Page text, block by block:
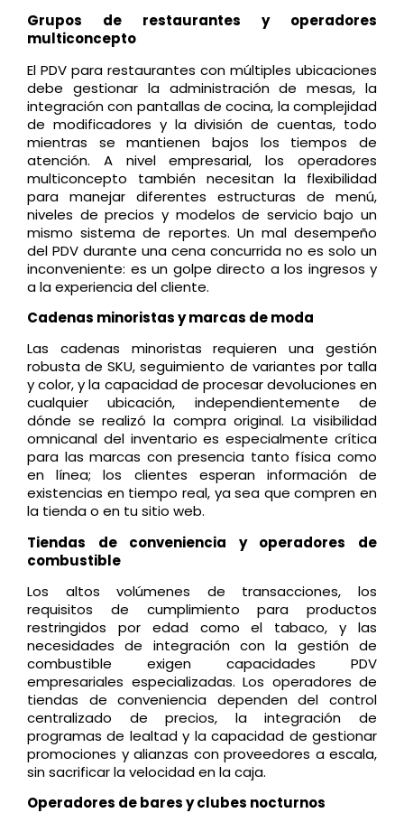
Grupos de restaurantes y operadores
multiconcepto
El PDV para restaurantes con múltiples ubicaciones
debe gestionar la administración de mesas, la
integración con pantallas de cocina, la complejidad
de modificadores y la división de cuentas, todo
mientras se mantienen bajos los tiempos de
atención. A nivel empresarial, los operadores
multiconcepto también necesitan la flexibilidad
para manejar diferentes estructuras de menú,
niveles de precios y modelos de servicio bajo un
mismo sistema de reportes. Un mal desempeño
del PDV durante una cena concurrida no es solo un
inconveniente: es un golpe directo a los ingresos y
a la experiencia del cliente.
Cadenas minoristas y marcas de moda
Las cadenas minoristas requieren una gestión
robusta de SKU, seguimiento de variantes por talla
y color, y la capacidad de procesar devoluciones en
cualquier ubicación, independientemente de
dónde se realizó la compra original. La visibilidad
omnicanal del inventario es especialmente crítica
para las marcas con presencia tanto física como
en línea; los clientes esperan información de
existencias en tiempo real, ya sea que compren en
la tienda o en tu sitio web.
Tiendas de conveniencia y operadores de
combustible
Los altos volúmenes de transacciones, los
requisitos de cumplimiento para productos
restringidos por edad como el tabaco, y las
necesidades de integración con la gestión de
combustible exigen capacidades PDV
empresariales especializadas. Los operadores de
tiendas de conveniencia dependen del control
centralizado de precios, la integración de
programas de lealtad y la capacidad de gestionar
promociones y alianzas con proveedores a escala,
sin sacrificar la velocidad en la caja.
Operadores de bares y clubes nocturnos